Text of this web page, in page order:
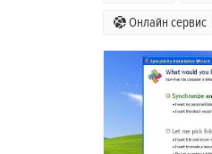
Онлайн сервис